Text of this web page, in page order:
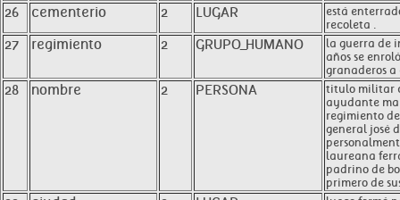
26 cementerio 2 LUGAR
está
recoleta .
27 regimiento 2 GRUPO_HUMANO
la guerra de
años se
granaderos
28 nombre 2 PERSONA
titulo militar
ayudante
regimiento
general josé
laureana
padrino de
primero de